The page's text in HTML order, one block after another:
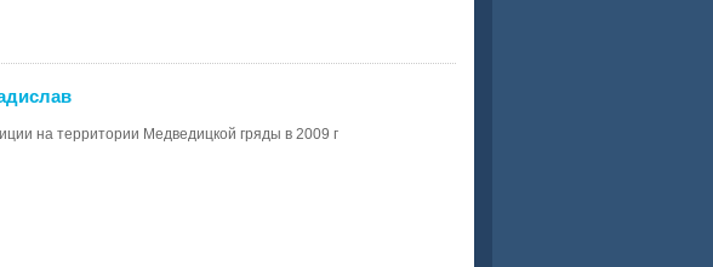
на территории Медведицкой гряды в 2009 г